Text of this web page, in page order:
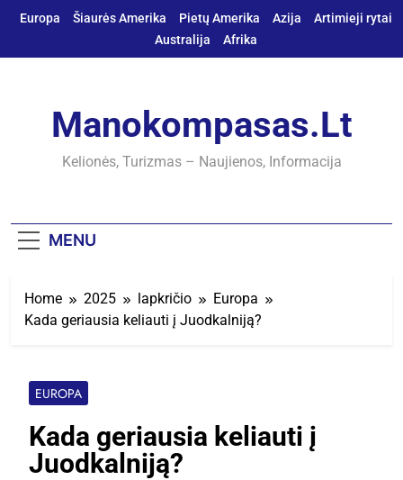
SkipEuropa Šiaurės Amerika Pietų Amerika Azija
Artimieji rytai
Australija
Afrika
Manokompasas.lt
Kelionės, Turizmas – Naujienos, Informacija
MENU
Home 2025 lapkričio
Europa
Kada geriausia keliauti į Juodkalniją?
EUROPA
Kada geriausia keliauti į
Juodkalniją?